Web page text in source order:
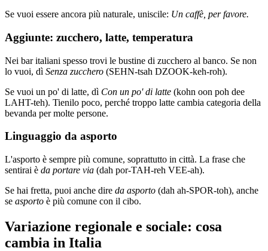
Se vuoi essere ancora più naturale, uniscile: Un caffè, per favore.
Aggiunte: zucchero, latte, temperatura
Nei bar italiani spesso trovi le bustine di zucchero al banco. Se non
lo vuoi, dì Senza zucchero (SEHN-tsah DZOOK-keh-roh).
Se vuoi un po' di latte, dì Con un po' di latte (kohn oon poh dee
LAHT-teh). Tienilo poco, perché troppo latte cambia categoria della
bevanda per molte persone.
Linguaggio da asporto
L'asporto è sempre più comune, soprattutto in città. La frase che
sentirai è da portare via (dah por-TAH-reh VEE-ah).
Se hai fretta, puoi anche dire da asporto (dah ah-SPOR-toh), anche
se asporto è più comune con il cibo.
Variazione regionale e sociale: cosa
cambia in Italia